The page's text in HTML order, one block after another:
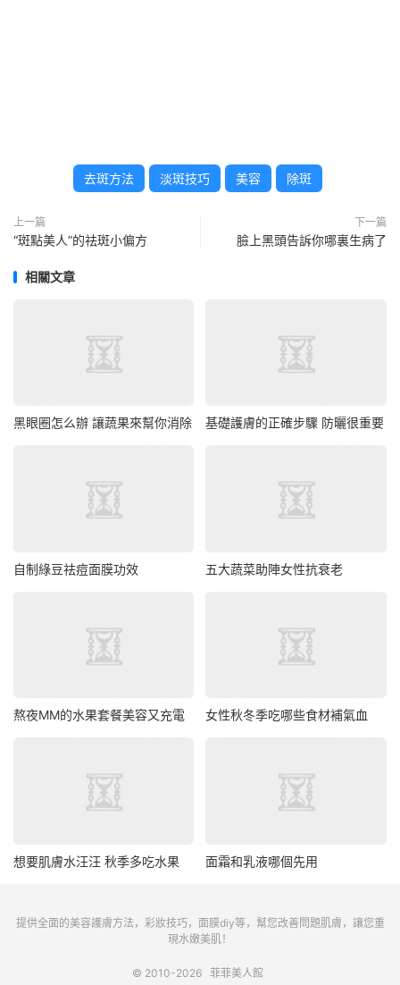
去斑方法 淡斑技巧 美容 除斑
上一篇
“斑點美人”的祛斑小偏方
下一篇
臉上黑頭告訴你哪裏生病了
相關文章
黑眼圈怎么辦 讓蔬果來幫你消除 基礎護膚的正確步驟 防曬很重要
自制綠豆祛痘面膜功效 五大蔬菜助陣女性抗衰老
熬夜MM的水果套餐美容又充電 女性秋冬季吃哪些食材補氣血
想要肌膚水汪汪 秋季多吃水果 面霜和乳液哪個先用
提供全面的美容護膚方法，彩妝技巧，面膜diy等，幫您改善問題肌膚，讓您重
現水嫩美肌！
© 2010-2026 菲菲美人館